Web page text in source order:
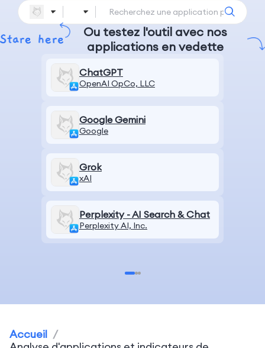
Ou testez l'outil avec nos
applications en vedette
ChatGPT
OpenAI OpCo, LLC
Google Gemini
Google
Grok
xAI
Perplexity - AI Search & Chat
Perplexity AI, Inc.
Accueil /